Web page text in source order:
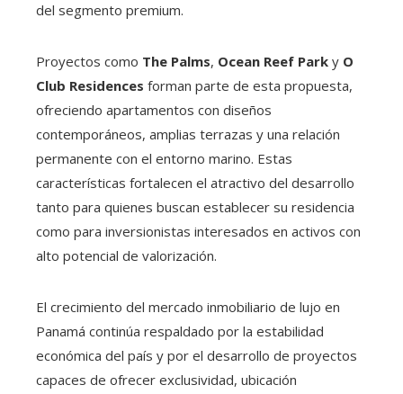
del segmento premium.
Proyectos como The Palms, Ocean Reef Park y O
Club Residences forman parte de esta propuesta,
ofreciendo apartamentos con diseños
contemporáneos, amplias terrazas y una relación
permanente con el entorno marino. Estas
características fortalecen el atractivo del desarrollo
tanto para quienes buscan establecer su residencia
como para inversionistas interesados en activos con
alto potencial de valorización.
El crecimiento del mercado inmobiliario de lujo en
Panamá continúa respaldado por la estabilidad
económica del país y por el desarrollo de proyectos
capaces de ofrecer exclusividad, ubicación